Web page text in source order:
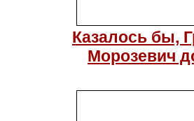
Казалось бы,
Морозевич